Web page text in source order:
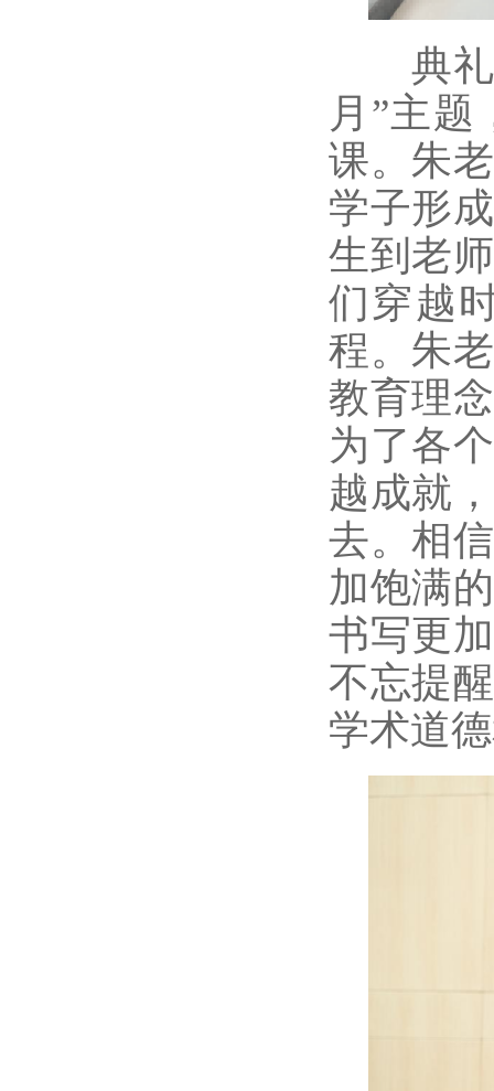
典礼
月”主
课。朱
学子形
生到老
们穿越
程。朱
教育理
为了各
越成就
去。相
加饱满
书写更
不忘提
学术道